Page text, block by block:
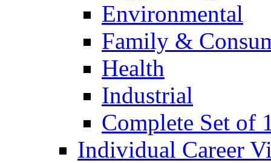
Environmental
Family &
Health
Industrial
Complete Set of
Individual Career